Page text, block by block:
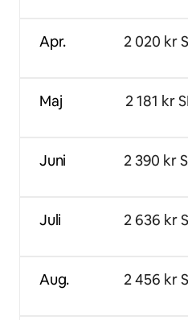
Apr.
Maj
Juni
Juli
Aug.
2 020 kr
2 181 kr
2 390 kr
2 636 kr
2 456 kr